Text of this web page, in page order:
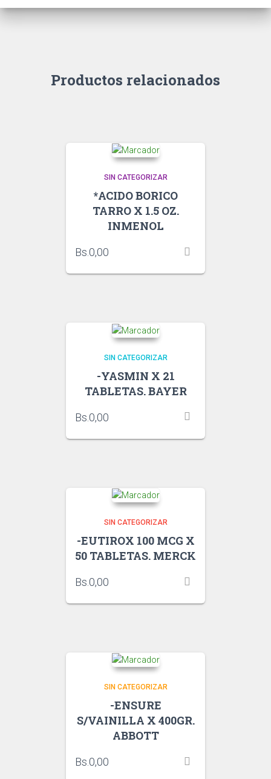
Productos relacionados
SIN CATEGORIZAR
*ACIDO BORICO
TARRO X 1.5 OZ.
INMENOL
Bs.0,00
SIN CATEGORIZAR
-YASMIN X 21
TABLETAS. BAYER
Bs. 0,00
SIN CATEGORIZAR
-EUTIROX 100 MCG X
50 TABLETAS. MERCK
Bs. 0,00
SIN CATEGORIZAR
-ENSURE
S/VAINILLA X 400GR.
ABBOTT
Bs. 0,00